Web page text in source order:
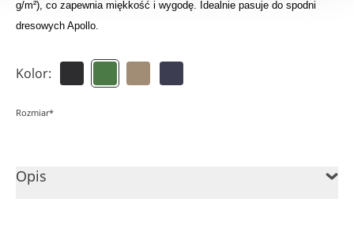
g/m²), co zapewnia miękkość i wygodę. Idealnie pasuje do spodni
dresowych Apollo.
Kolor:
Rozmiar*
Opis